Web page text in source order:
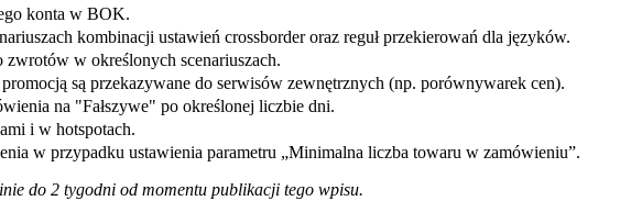
konta w BOK.
kombinacji ustawień crossborder oraz reguł przekierowań dla języków.
w określonych scenariuszach.
są przekazywane do serwisów zewnętrznych (np. porównywarek cen).
na "Fałszywe" po określonej liczbie dni.
i w hotspotach.
w przypadku ustawienia parametru „Minimalna liczba towaru w zamówieniu”.
do 2 tygodni od momentu publikacji tego wpisu.